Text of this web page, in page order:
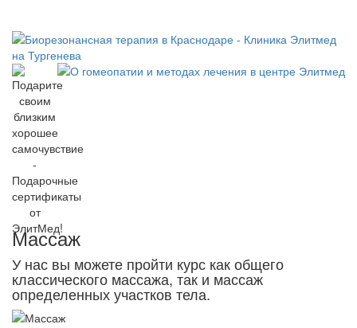
Массаж
У нас вы можете пройти курс как общего
классического массажа, так и массаж
определенных участков тела.